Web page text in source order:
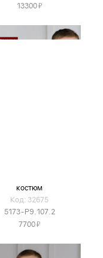
13300Я
костюм
Код: 32675
5173-Р9.107.2
7700Я